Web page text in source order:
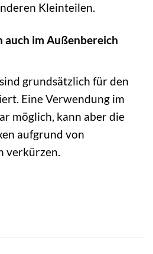
Kleinteilen.
auch im Außenbereich
grundsätzlich für den
Eine Verwendung im
möglich, kann aber die
aufgrund von
verkürzen.